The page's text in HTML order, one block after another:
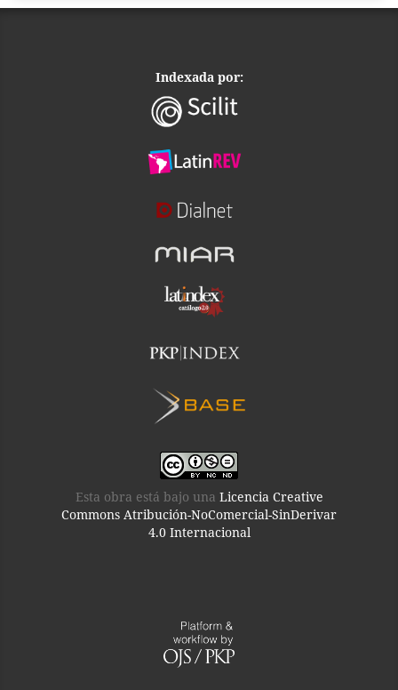
Indexada por:
Esta obra está bajo una Licencia Creative
Commons Atribución-NoComercial-SinDerivar
4.0 Internacional